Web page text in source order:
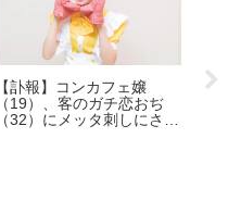
【訃報】コンカフェ嬢
（19）、客のガチ恋おぢ
（32）にメッタ刺しにされ
【
後